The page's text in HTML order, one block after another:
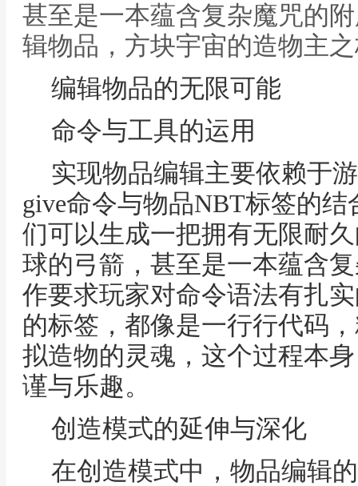
甚至是一本蕴含复杂魔咒的
辑物品，方块宇宙的造物主
编辑物品的无限可能
命令与工具的运用
实现物品编辑主要依赖于
give命令与物品NBT标签的
们可以生成一把拥有无限耐
球的弓箭，甚至是一本蕴含
作要求玩家对命令语法有扎
的标签，都像是一行行代码
拟造物的灵魂，这个过程本
谨与乐趣。
创造模式的延伸与深化
在创造模式中，物品编辑